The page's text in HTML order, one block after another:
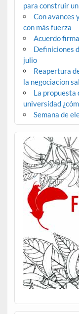
para construir
Con avances
con más fuerza
Acuerdo
Definiciones
julio
Reapertura
la negociacion
La propuesta
universidad
Semana de